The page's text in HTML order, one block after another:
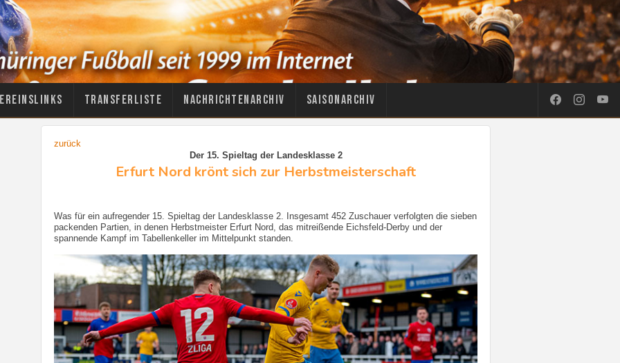
Transferliste Nachrichtenarchiv Saisonarchiv
zurück
Der 15. Spieltag der Landesklasse 2
Erfurt Nord krönt sich zur Herbstmeisterschaft
Was für ein aufregender 15. Spieltag der Landesklasse 2. Insgesamt 452 Zuschauer verfolgten die sieben
packenden Partien, in denen Herbstmeister Erfurt Nord, das mitreißende Eichsfeld-Derby und der
spannende Kampf im Tabellenkeller im Mittelpunkt standen.